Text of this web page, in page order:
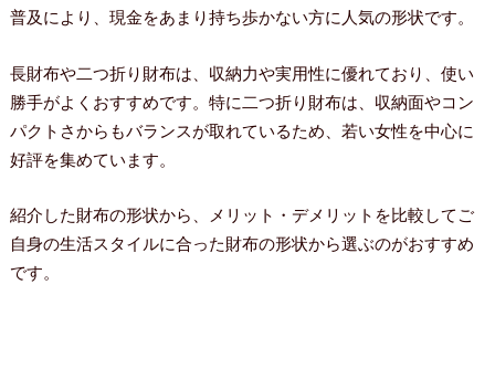
普及により、現金をあまり持ち歩かない方に人気の形状です。
長財布や二つ折り財布は、収納力や実用性に優れており、使い
勝手がよくおすすめです。特に二つ折り財布は、収納面やコン
パクトさからもバランスが取れているため、若い女性を中心に
好評を集めています。
紹介した財布の形状から、メリット・デメリットを比較してご
自身の生活スタイルに合った財布の形状から選ぶのがおすすめ
です。